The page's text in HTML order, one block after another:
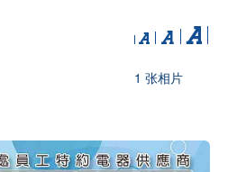
1 张相片